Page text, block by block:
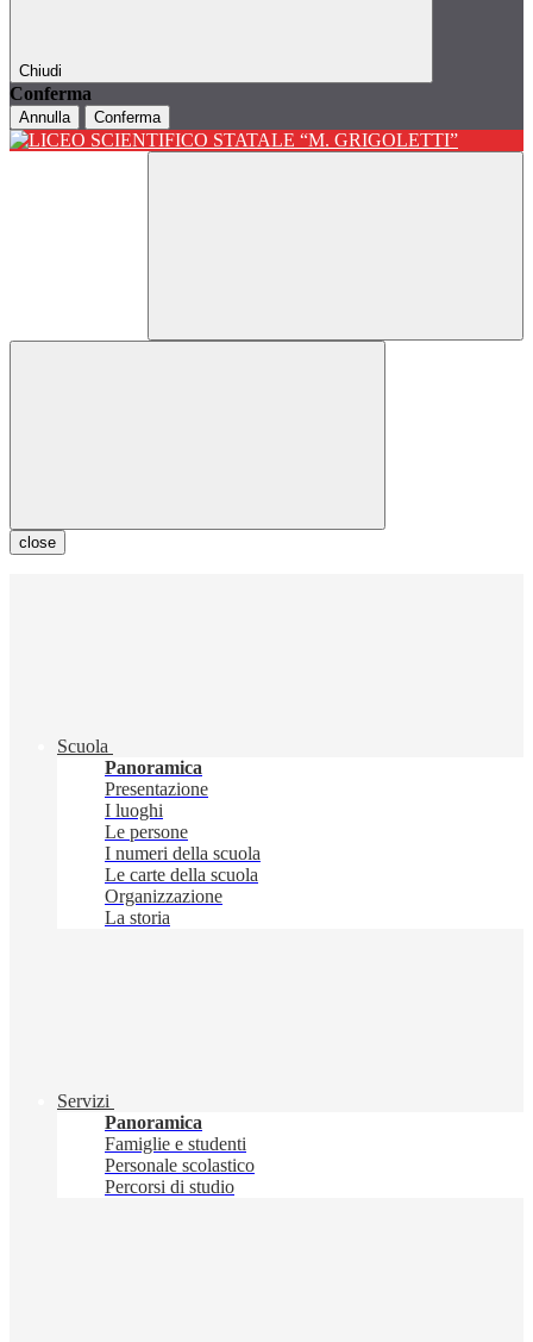
Chiudi
Conferma
Annulla Conferma
close
Scuola
Panoramica
Presentazione
I luoghi
Le persone
I numeri della scuola
Le carte della scuola
Organizzazione
La storia
Servizi
Panoramica
Famiglie e studenti
Personale scolastico
Percorsi di studio